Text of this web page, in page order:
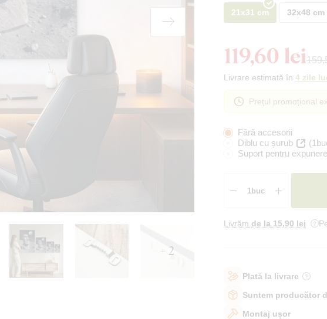
+ 2
21x31 cm 32x48 cm
119,60 lei
Livrare estimată în 4 zile
Prețul promoțional
Fără accesorii
Diblu cu șurub
Suport pentru
Livrăm de la 15,90 lei
Plată la livrare
Suntem producător
Montaj ușor